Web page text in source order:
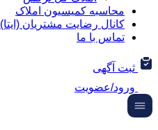
محاسبه کمیسیون املاک
کانال رضایت مشتریان (ایتا)
تماس با ما
ثبت آگهی
ورود/عضویت